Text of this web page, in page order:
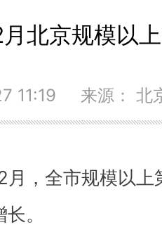
北京规模以
11:19 来源： 北
，全市规模以上
。